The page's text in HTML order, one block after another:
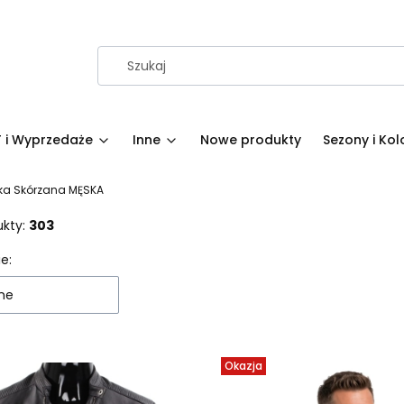
i Wyprzedaże Inne Nowe produkty Sezony i
Skórzana MĘSKA
303
Okazja